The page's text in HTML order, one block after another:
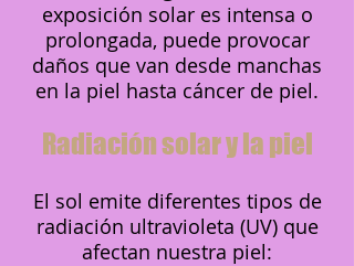
exposición solar es intensa o
prolongada, puede provocar
daños que van desde manchas
en la piel hasta cáncer de piel.
Radiación solar y la piel
El sol emite diferentes tipos de
radiación ultravioleta (UV) que
afectan nuestra piel: